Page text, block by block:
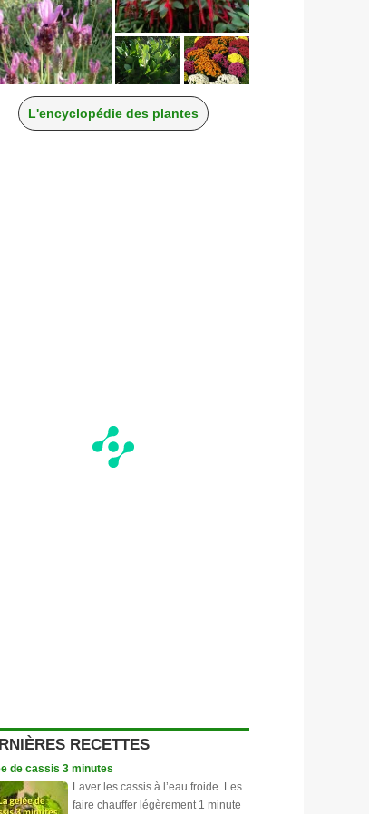
L'encyclopédie des plantes
RECETTES
de cassis 3 minutes
Laver les cassis à l’eau froide. Les
faire chauffer légèrement 1 minute